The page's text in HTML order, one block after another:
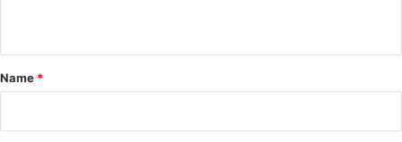
*
Name *